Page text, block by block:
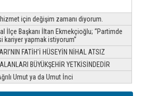
için değişim zamanı diyorum.
İlçe Başkanı İltan Ekmekçioğlu; “Partimde
kariyer yapmak istiyorum”
FATİH’İ HÜSEYİN NİHAL ATSIZ
BÜYÜKŞEHİR YETKİSİNDEDİR
Umut ya da Umut İnci